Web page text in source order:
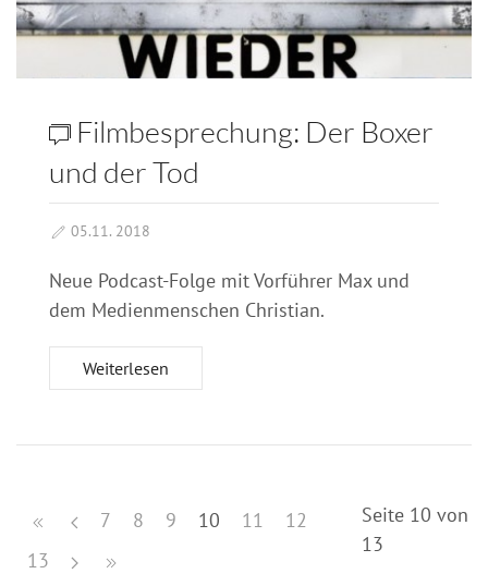
Filmbesprechung: Der Boxer
und der Tod
05.11. 2018
Neue Podcast-Folge mit Vorführer Max und
dem Medienmenschen Christian.
Weiterlesen
7 8 9 10 11
12
13
Seite 10 von
13